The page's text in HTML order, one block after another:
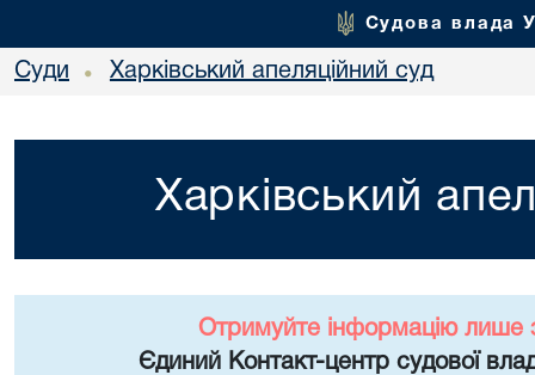
Судова влада
Суди • Харківський апеляційний суд
Харківський
Отримуйте інформацію лише
Єдиний Контакт-центр судової